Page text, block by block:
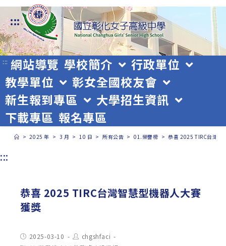
跳
轉
至
主
要
內
容
:::
::: 網站導覽 學校簡介
行政單位
教學單位
彰女全國校友會
新生報到專區
大學招生資訊
下載專區 報名專區
> 2025 年 > 3 月 > 10 日 > 所有公告 > 01.榮譽榜 > 恭喜 2025 TIRC台灣智
:::
恭喜 2025 TIRC台灣智慧型機器人大賽
獲獎
Post2025-03-10
Post
author:
chgshfaci